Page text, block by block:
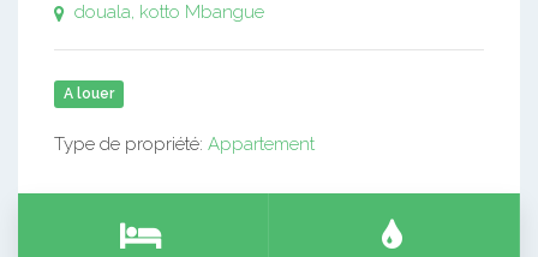
douala, kotto Mbangue
A louer
Type de propriété: Appartement